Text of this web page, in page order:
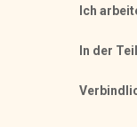
Ich
In der